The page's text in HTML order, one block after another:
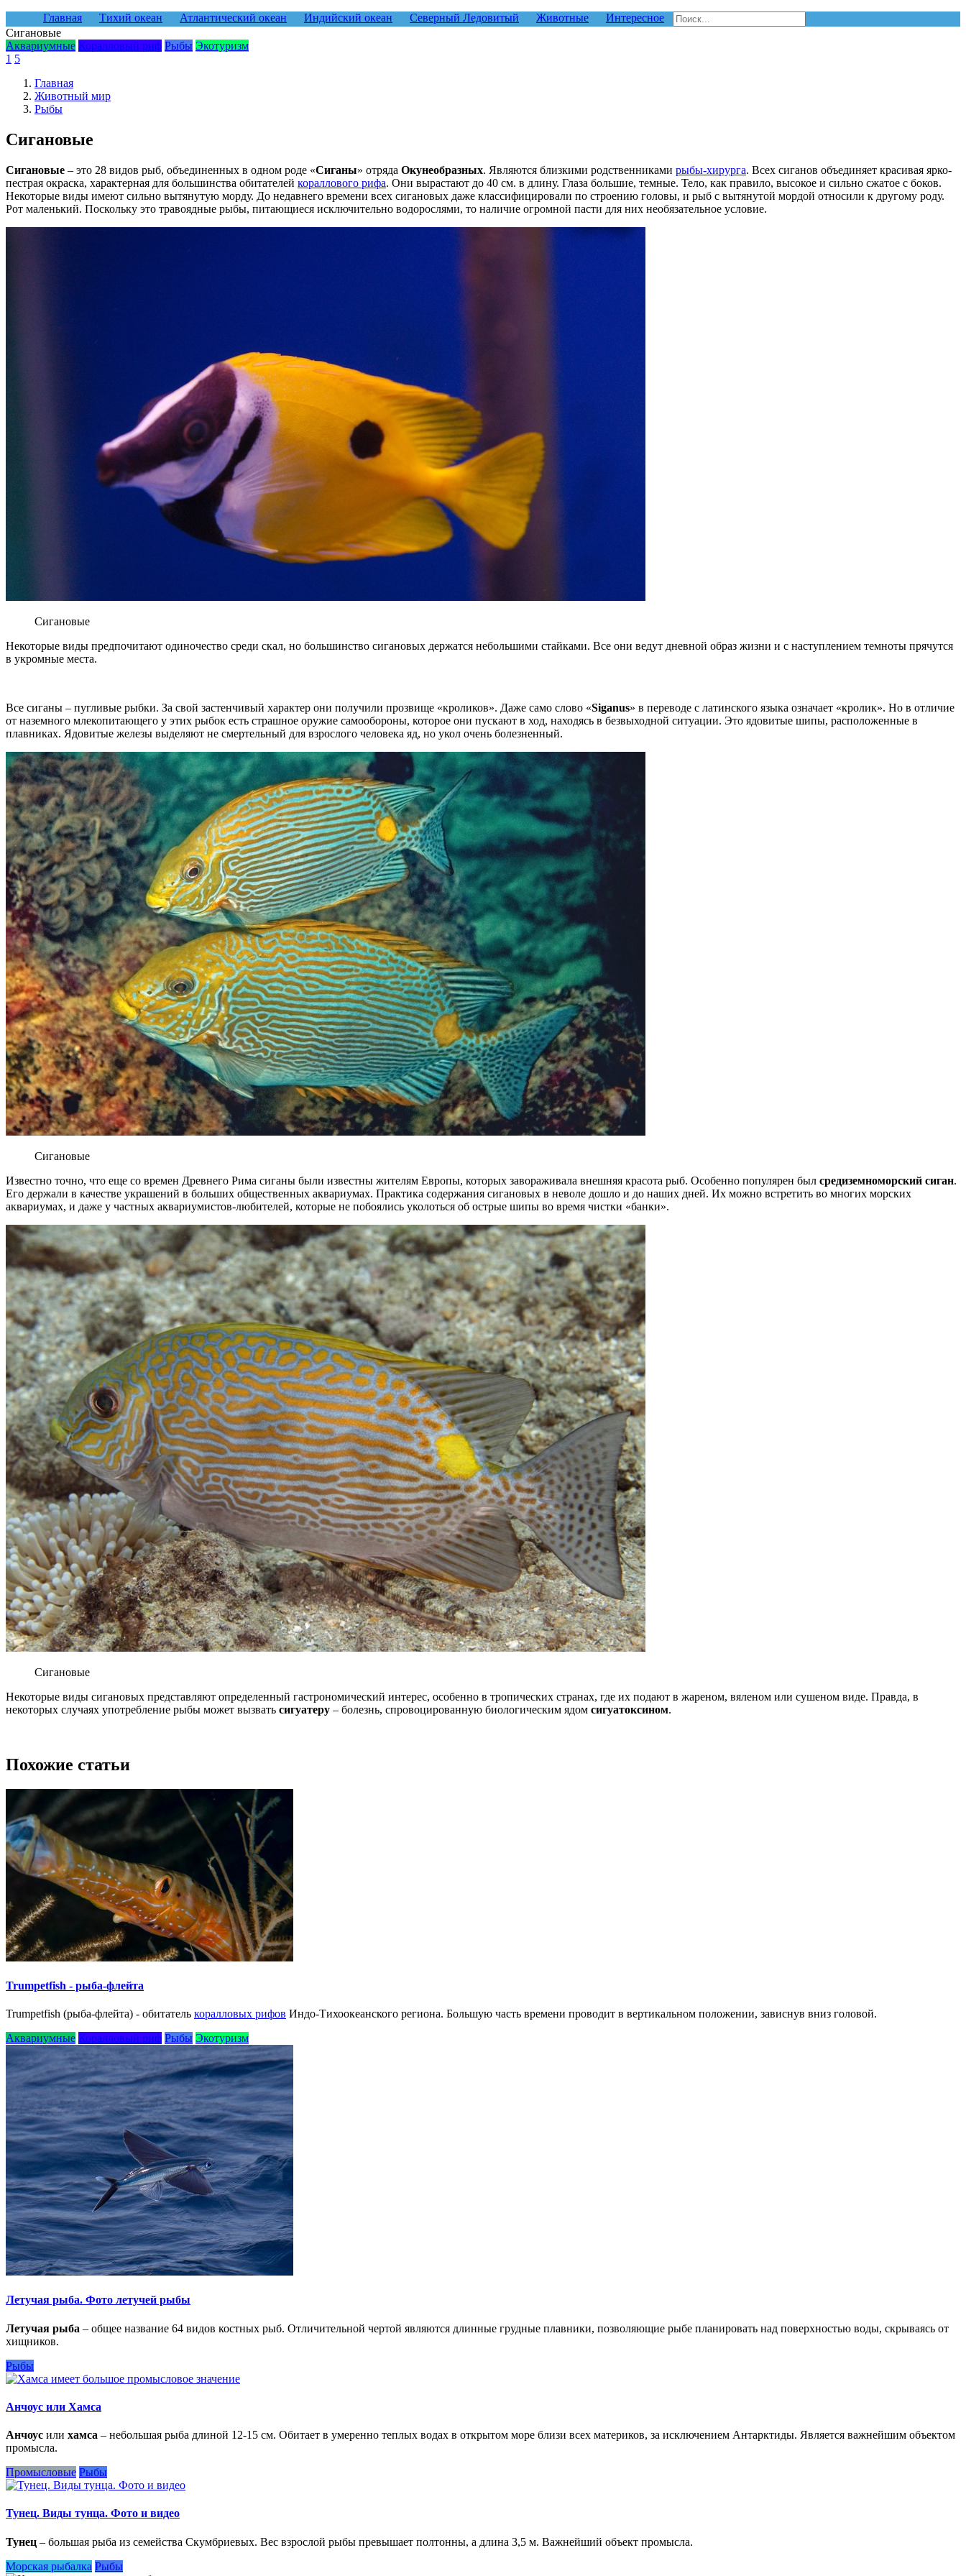
Главная Тихий океан Атлантический океан Индийский океан Северный Ледовитый Животные
Интересное
Сигановые
Аквариумные Коралловый риф Рыбы Экотуризм
1 5
Главная
Животный мир
Рыбы
Сигановые
Сигановые – это 28 видов рыб, объединенных в одном роде «Сиганы» отряда Окунеобразных. Являются близкими родственниками рыбы-хирурга. Всех сиганов объединяет красивая ярко-
пестрая окраска, характерная для большинства обитателей кораллового рифа. Они вырастают до 40 см. в длину. Глаза большие, темные. Тело, как правило, высокое и сильно сжатое с боков.
Некоторые виды имеют сильно вытянутую морду. До недавнего времени всех сигановых даже классифицировали по строению головы, и рыб с вытянутой мордой относили к другому роду.
Рот маленький. Поскольку это травоядные рыбы, питающиеся исключительно водорослями, то наличие огромной пасти для них необязательное условие.
Сигановые
Некоторые виды предпочитают одиночество среди скал, но большинство сигановых держатся небольшими стайками. Все они ведут дневной образ жизни и с наступлением темноты прячутся
в укромные места.
Все сиганы – пугливые рыбки. За свой застенчивый характер они получили прозвище «кроликов». Даже само слово «Siganus» в переводе с латинского языка означает «кролик». Но в отличие
от наземного млекопитающего у этих рыбок есть страшное оружие самообороны, которое они пускают в ход, находясь в безвыходной ситуации. Это ядовитые шипы, расположенные в
плавниках. Ядовитые железы выделяют не смертельный для взрослого человека яд, но укол очень болезненный.
Сигановые
Известно точно, что еще со времен Древнего Рима сиганы были известны жителям Европы, которых завораживала внешняя красота рыб. Особенно популярен был средиземноморский сиган.
Его держали в качестве украшений в больших общественных аквариумах. Практика содержания сигановых в неволе дошло и до наших дней. Их можно встретить во многих морских
аквариумах, и даже у частных аквариумистов-любителей, которые не побоялись уколоться об острые шипы во время чистки «банки».
Сигановые
Некоторые виды сигановых представляют определенный гастрономический интерес, особенно в тропических странах, где их подают в жареном, вяленом или сушеном виде. Правда, в
некоторых случаях употребление рыбы может вызвать сигуатеру – болезнь, спровоцированную биологическим ядом сигуатоксином.
Похожие статьи
Trumpetfish - рыба-флейта
Trumpetfish (рыба-флейта) - обитатель коралловых рифов Индо-Тихоокеанского региона. Большую часть времени проводит в вертикальном положении, зависнув вниз головой.
Аквариумные Коралловый риф Рыбы Экотуризм
Летучая рыба. Фото летучей рыбы
Летучая рыба – общее название 64 видов костных рыб. Отличительной чертой являются длинные грудные плавники, позволяющие рыбе планировать над поверхностью воды, скрываясь от
хищников.
Рыбы
Анчоус или Хамса
Анчоус или хамса – небольшая рыба длиной 12-15 см. Обитает в умеренно теплых водах в открытом море близи всех материков, за исключением Антарктиды. Является важнейшим объектом
промысла.
Промысловые Рыбы
Тунец. Виды тунца. Фото и видео
Тунец – большая рыба из семейства Скумбриевых. Вес взрослой рыбы превышает полтонны, а длина 3,5 м. Важнейший объект промысла.
Морская рыбалка Рыбы